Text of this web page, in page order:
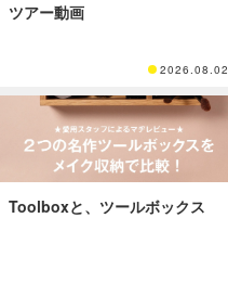
ツアー動画
2026.08.02
Toolboxと、ツールボックス